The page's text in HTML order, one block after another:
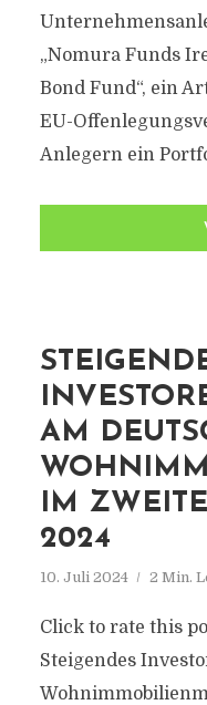
„Nomura Funds
Bond Fund“, ein
EU-
Anlegern ein
AM
IM
2024
10. Juli 2024 2 Min.
Click to rate this
Steigendes